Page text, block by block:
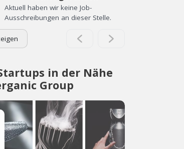
Aktuell haben wir keine Job-
Ausschreibungen an dieser Stelle.
in der Nähe
Group